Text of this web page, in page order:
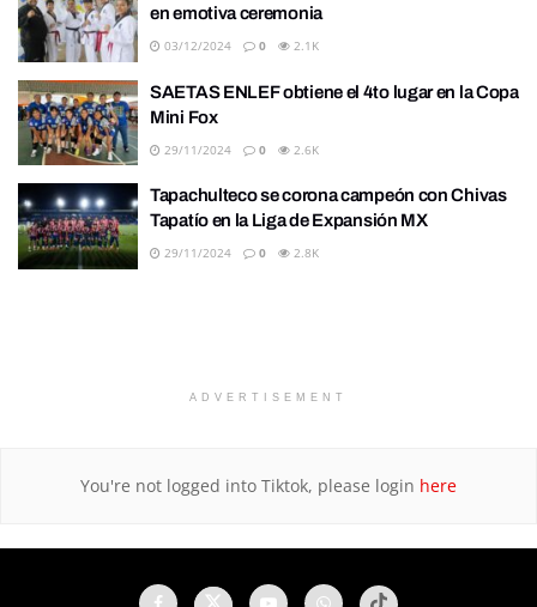
en emotiva ceremonia
03/12/2024 0 2.1K
SAETAS ENLEF obtiene el 4to lugar en la Copa
Mini Fox
29/11/2024 0 2.6K
Tapachulteco se corona campeón con Chivas
Tapatío en la Liga de Expansión MX
29/11/2024 0 2.8K
ADVERTISEMENT
You're not logged into Tiktok, please login here